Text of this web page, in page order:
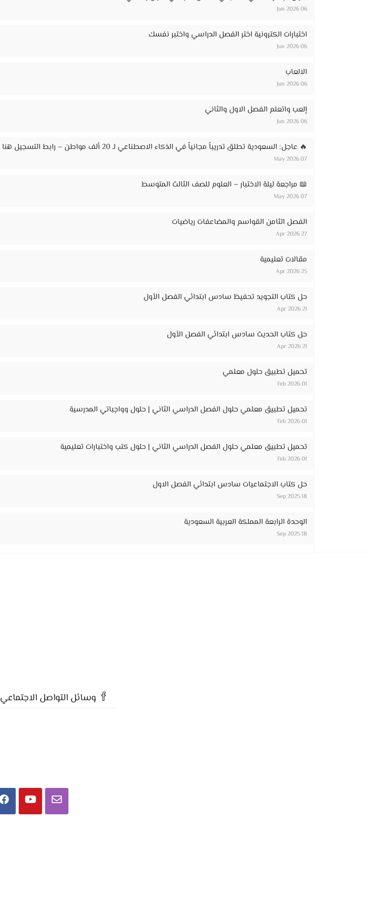
06 Jun 2026
اختبارات الكترونية اختر الفصل الدراسي واختبر نفسك
06 Jun 2026
الالعاب
06 Jun 2026
إلعب واتعلم الفصل الاول والثاني
06 Jun 2026
🔥 عاجل: السعودية تطلق تدريباً مجانياً في الذكاء الاصطناعي لـ 20 ألف مواطن – رابط التسجيل هنا
07 May 2026
📖 مراجعة ليلة الاختبار – العلوم للصف الثالث المتوسط
07 May 2026
الفصل الثامن القواسم والمضاعفات رياضيات
27 Apr 2026
مقالات تعليمية
25 Apr 2026
حل كتاب التجويد تحفيظ سادس ابتدائي الفصل الأول
21 Apr 2026
حل كتاب الحديث سادس ابتدائي الفصل الأول
21 Apr 2026
تحميل تطبيق حلول معلمي
01 Feb 2026
تحميل تطبيق معلمي حلول الفصل الدراسي الثاني | حلول وواجباتي المدرسية
01 Feb 2026
تحميل تطبيق معلمي حلول الفصل الدراسي الثاني | حلول كتب واختبارات تعليمية
01 Feb 2026
حل كتاب الاجتماعيات سادس ابتدائي الفصل الاول
18 Sep 2025
الوحدة الرابعة المملكة العربية السعودية
18 Sep 2025
وسائل التواصل الاجتماعي